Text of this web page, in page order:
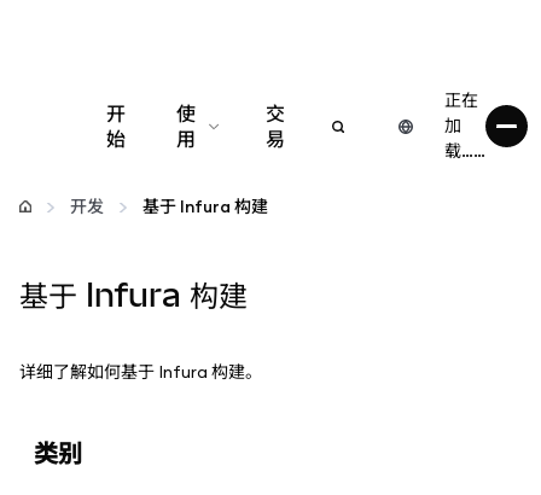
开
始
使
用
配置
交
易
正在
加
载……
开发 基于 Infura 构建
基于 Infura 构建
详细了解如何基于 Infura 构建。
类别